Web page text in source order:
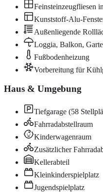
Feinsteinzeugfliesen
Kunststoff-Alu-
Außenliegende
Loggia, Balkon,
Fußbodenheizung
Vorbereitung für
Haus & Umgebung
Tiefgarage (58
Fahrradabstellraum
Kinderwagenraum
Zusätzlicher
Kellerabteil
Kleinkinderspielplatz
Jugendspielplatz